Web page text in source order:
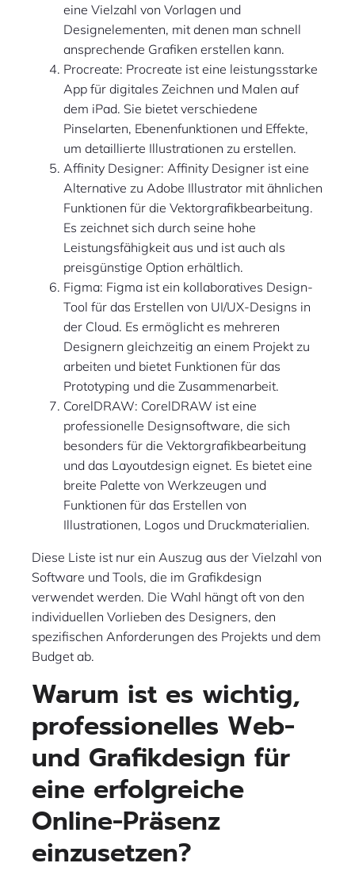
eine Vielzahl von Vorlagen und
Designelementen, mit denen man schnell
ansprechende Grafiken erstellen kann.
Procreate: Procreate ist eine leistungsstarke
App für digitales Zeichnen und Malen auf
dem iPad. Sie bietet verschiedene
Pinselarten, Ebenenfunktionen und Effekte,
um detaillierte Illustrationen zu erstellen.
Affinity Designer: Affinity Designer ist eine
Alternative zu Adobe Illustrator mit ähnlichen
Funktionen für die Vektorgrafikbearbeitung.
Es zeichnet sich durch seine hohe
Leistungsfähigkeit aus und ist auch als
preisgünstige Option erhältlich.
Figma: Figma ist ein kollaboratives Design-
Tool für das Erstellen von UI/UX-Designs in
der Cloud. Es ermöglicht es mehreren
Designern gleichzeitig an einem Projekt zu
arbeiten und bietet Funktionen für das
Prototyping und die Zusammenarbeit.
CorelDRAW: CorelDRAW ist eine
professionelle Designsoftware, die sich
besonders für die Vektorgrafikbearbeitung
und das Layoutdesign eignet. Es bietet eine
breite Palette von Werkzeugen und
Funktionen für das Erstellen von
Illustrationen, Logos und Druckmaterialien.
Diese Liste ist nur ein Auszug aus der Vielzahl von
Software und Tools, die im Grafikdesign
verwendet werden. Die Wahl hängt oft von den
individuellen Vorlieben des Designers, den
spezifischen Anforderungen des Projekts und dem
Budget ab.
Warum ist es wichtig,
professionelles Web-
und Grafikdesign für
eine erfolgreiche
Online-Präsenz
einzusetzen?